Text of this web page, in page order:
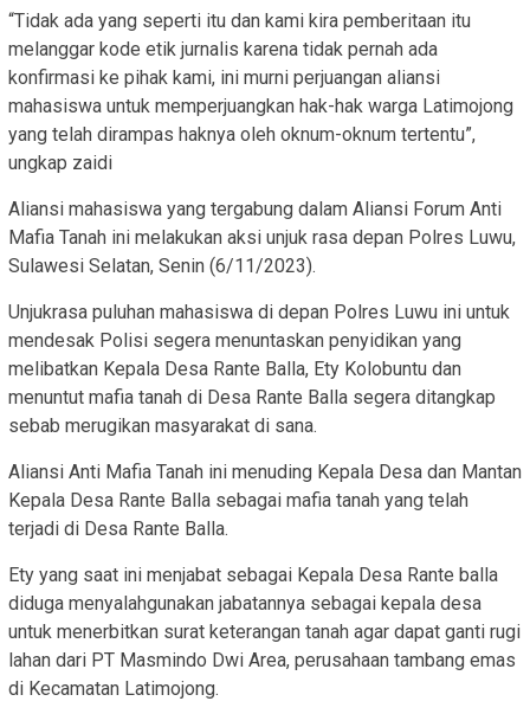
“Tidak ada yang seperti itu dan kami kira pemberitaan itu
melanggar kode etik jurnalis karena tidak pernah ada
konfirmasi ke pihak kami, ini murni perjuangan aliansi
mahasiswa untuk memperjuangkan hak-hak warga Latimojong
yang telah dirampas haknya oleh oknum-oknum tertentu”,
ungkap zaidi
Aliansi mahasiswa yang tergabung dalam Aliansi Forum Anti
Mafia Tanah ini melakukan aksi unjuk rasa depan Polres Luwu,
Sulawesi Selatan, Senin (6/11/2023).
Unjukrasa puluhan mahasiswa di depan Polres Luwu ini untuk
mendesak Polisi segera menuntaskan penyidikan yang
melibatkan Kepala Desa Rante Balla, Ety Kolobuntu dan
menuntut mafia tanah di Desa Rante Balla segera ditangkap
sebab merugikan masyarakat di sana.
Aliansi Anti Mafia Tanah ini menuding Kepala Desa dan Mantan
Kepala Desa Rante Balla sebagai mafia tanah yang telah
terjadi di Desa Rante Balla.
Ety yang saat ini menjabat sebagai Kepala Desa Rante balla
diduga menyalahgunakan jabatannya sebagai kepala desa
untuk menerbitkan surat keterangan tanah agar dapat ganti rugi
lahan dari PT Masmindo Dwi Area, perusahaan tambang emas
di Kecamatan Latimojong.